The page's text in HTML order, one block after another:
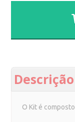
Descrição
O Kit é